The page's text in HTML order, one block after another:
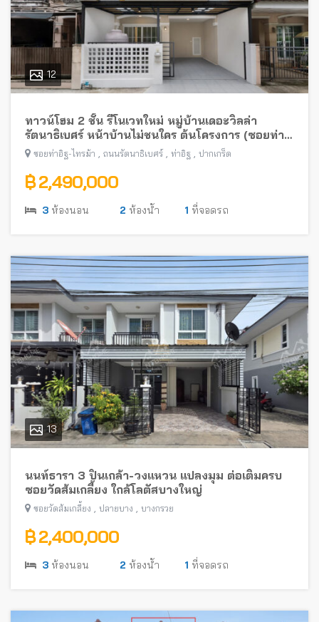
12
ทาวน์โฮม 2 ชั้น รีโนเวทใหม่ หมู่บ้านเดอะวิลล่า
รัตนาธิเบศร์ หน้าบ้านไม่ชนใคร ต้นโครงการ (ซอยท่า
อิฐ-ไทรม้า) พร้อมอยู่ ใกล้รถไฟฟ้าสายสีม่วง
ซอยท่าอิฐ-ไทรม้า , ถนนรัตนาธิเบศร์ , ท่าอิฐ , ปากเกร็ด
฿ 2,490,000
3 ห้องนอน 2 ห้องน้ำ 1 ที่จอดรถ
13
นนท์ธารา 3 ปิ่นเกล้า-วงแหวน แปลงมุม ต่อเติมครบ
ซอยวัดส้มเกลี้ยง ใกล้โลตัสบางใหญ่
ซอยวัดส้มเกลี้ยง ปลายบาง บางกรวย
฿ 2,400,000
3 ห้องนอน 2 ห้องน้ำ 1 ที่จอดรถ